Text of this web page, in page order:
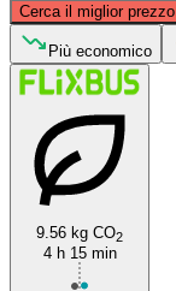
Cerca il miglior prezzo
Più economico
9.56 kg CO2
4 h 15 min